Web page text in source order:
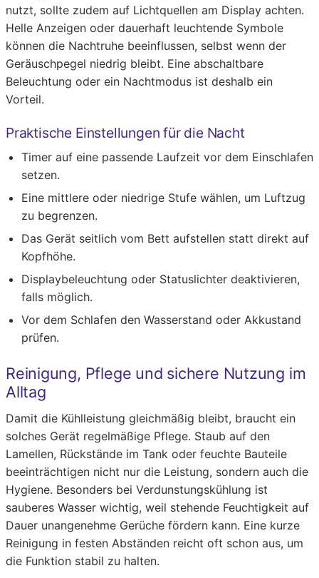
nutzt, sollte zudem auf Lichtquellen am Display achten.
Helle Anzeigen oder dauerhaft leuchtende Symbole
können die Nachtruhe beeinflussen, selbst wenn der
Geräuschpegel niedrig bleibt. Eine abschaltbare
Beleuchtung oder ein Nachtmodus ist deshalb ein
Vorteil.
Praktische Einstellungen für die Nacht
Timer auf eine passende Laufzeit vor dem Einschlafen
setzen.
Eine mittlere oder niedrige Stufe wählen, um Luftzug
zu begrenzen.
Das Gerät seitlich vom Bett aufstellen statt direkt auf
Kopfhöhe.
Displaybeleuchtung oder Statuslichter deaktivieren,
falls möglich.
Vor dem Schlafen den Wasserstand oder Akkustand
prüfen.
Reinigung, Pflege und sichere Nutzung im
Alltag
Damit die Kühlleistung gleichmäßig bleibt, braucht ein
solches Gerät regelmäßige Pflege. Staub auf den
Lamellen, Rückstände im Tank oder feuchte Bauteile
beeinträchtigen nicht nur die Leistung, sondern auch die
Hygiene. Besonders bei Verdunstungskühlung ist
sauberes Wasser wichtig, weil stehende Feuchtigkeit auf
Dauer unangenehme Gerüche fördern kann. Eine kurze
Reinigung in festen Abständen reicht oft schon aus, um
die Funktion stabil zu halten.